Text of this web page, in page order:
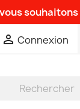
 Connexion